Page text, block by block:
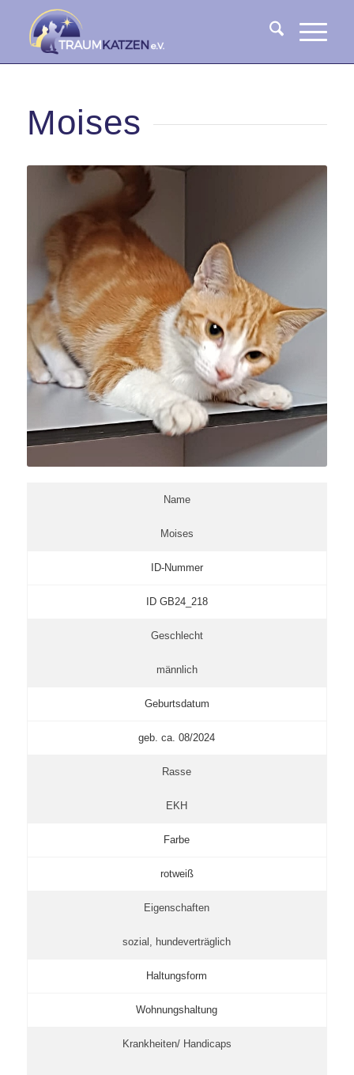
Moises
Name
Moises
ID-Nummer
ID GB24_218
Geschlecht
männlich
Geburtsdatum
geb. ca. 08/2024
Rasse
EKH
Farbe
rotweiß
Eigenschaften
sozial, hundeverträglich
Haltungsform
Wohnungshaltung
Krankheiten/ Handicaps